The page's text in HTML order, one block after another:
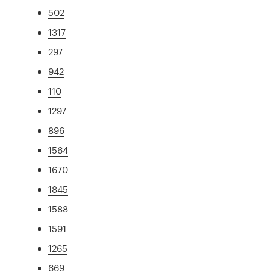
502
1317
297
942
110
1297
896
1564
1670
1845
1588
1591
1265
669